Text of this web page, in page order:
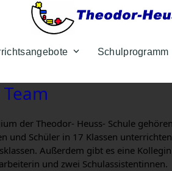
Schulprogramm
der Theodor- Heuss- Schule
und Schüler in 17 Klassen
Außerdem gibt es eine
und zwei Schulassistentinnen.